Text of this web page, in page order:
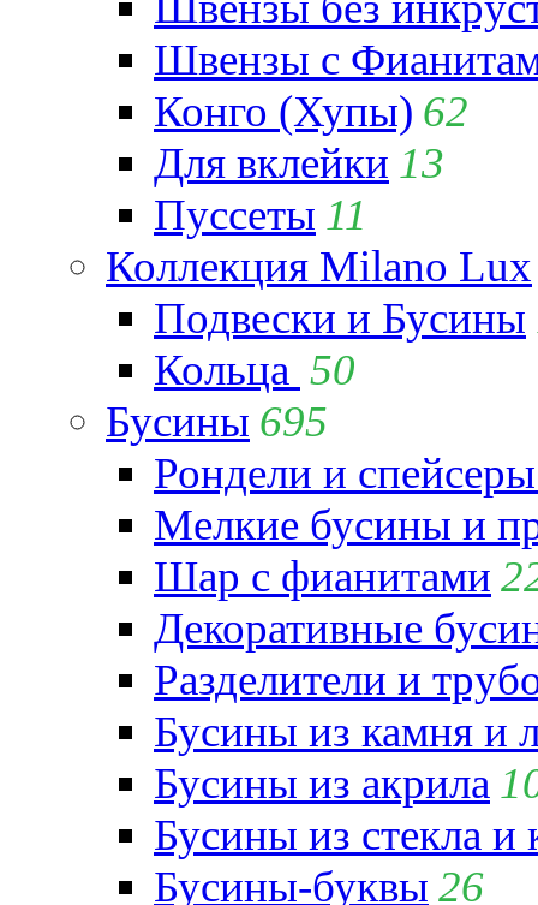
Швензы с
Конго (Хупы) 62
Для вклейки 13
Пуссеты 11
Коллекция Milano Lux
Подвески и Бусины
Кольца 50
Бусины 695
Рондели и
Мелкие бусины и
Шар с фианитами
Декоративные
Разделители и
Бусины из камня и
Бусины из акрила
Бусины из стекла и
Бусины-буквы 26